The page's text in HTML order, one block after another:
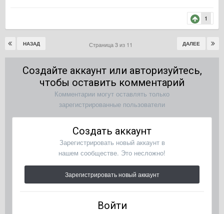
1
НАЗАД ДАЛЕЕ
Страница 3 из 11
Создайте аккаунт или авторизуйтесь,
чтобы оставить комментарий
Комментарии могут оставлять только
зарегистрированные пользователи
Создать аккаунт
Зарегистрировать новый аккаунт в
нашем сообществе. Это несложно!
Зарегистрировать новый аккаунт
Войти